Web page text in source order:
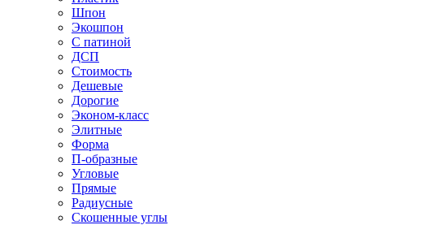
Шпон
Экошпон
С патиной
ДСП
Стоимость
Дешевые
Дорогие
Эконом-класс
Элитные
Форма
П-образные
Угловые
Прямые
Радиусные
Скошенные углы